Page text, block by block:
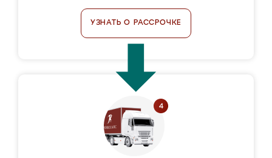
УЗНАТЬ О РАССРОЧКЕ